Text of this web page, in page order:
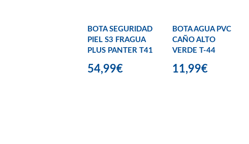
BOTA SEGURIDAD
PIEL S3 FRAGUA
PLUS PANTER T41
54,99€
BOTA AGUA PVC
CAÑO ALTO
VERDE T-44
11,99€